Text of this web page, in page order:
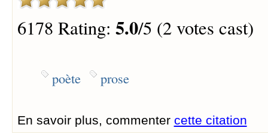
6178 Rating: 5.0/5 (2 votes cast)
poète prose
En savoir plus, commenter cette citation